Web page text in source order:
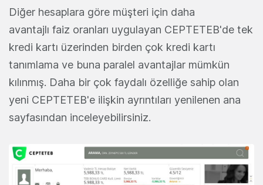
Diğer hesaplara göre müşteri için daha
avantajlı faiz oranları uygulayan CEPTETEB'de tek
kredi kartı üzerinden birden çok kredi kartı
tanımlama ve buna paralel avantajlar mümkün
kılınmış. Daha bir çok faydalı özelliğe sahip olan
yeni CEPTETEB'e ilişkin ayrıntıları yenilenen ana
sayfasından inceleyebilirsiniz.